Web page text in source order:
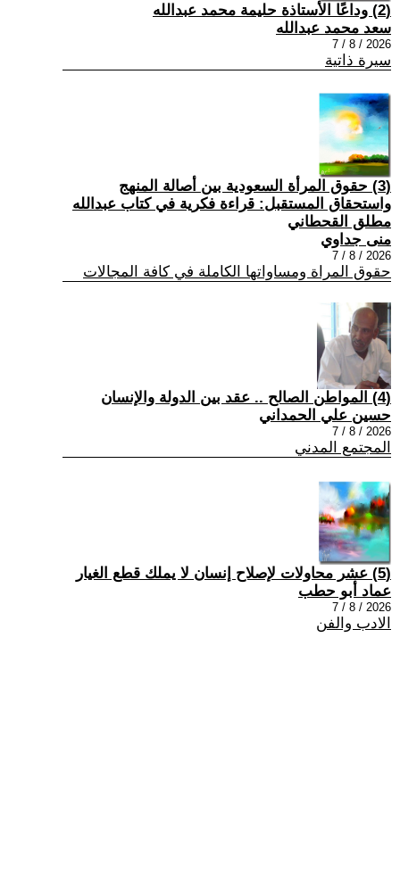
(2) وداعًا الأستاذة حليمة محمد عبدالله
سعد محمد عبدالله
2026 / 8 / 7
سيرة ذاتية
(3) حقوق المرأة السعودية بين أصالة المنهج
واستحقاق المستقبل: قراءة فكرية في كتاب عبدالله
مطلق القحطاني
منى جداوي
2026 / 8 / 7
حقوق المراة ومساواتها الكاملة في كافة المجالات
(4) المواطن الصالح .. عقد بين الدولة والإنسان
حسين علي الحمداني
2026 / 8 / 7
المجتمع المدني
(5) عشر محاولات لإصلاح إنسان لا يملك قطع الغيار
عماد أبو حطب
2026 / 8 / 7
الادب والفن